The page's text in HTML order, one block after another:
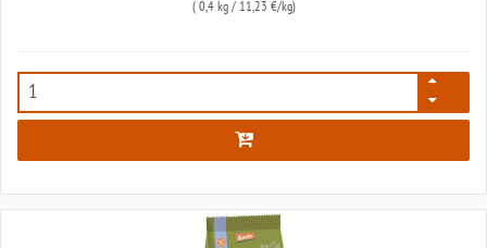
( 0,4 kg/ 11,23 €/kg)
2994